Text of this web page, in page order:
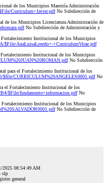
de los Municipios Maestría Administración
Curriculum+Javier.pdfNo Subdirección de
de los Municipios Licenciatura Administración de
No Subdirección de Administración y
Fortalecimiento Institucional de los Municipios
$File/AnaLuisaLoredo+-+CurriculumVitae.pdf
Fortalecimiento Institucional de los Municipios
No Subdirección
para el Fortalecimiento Institucional de los
$file/CURRICULUM%20ANGELES0001.pdfNo
el Fortalecimiento Institucional de los
$File/fundamento+informacion.pdfNo
Fortalecimiento Institucional de los Municipios
No Subdirección de
2025 08:54:49 AM
slp
general